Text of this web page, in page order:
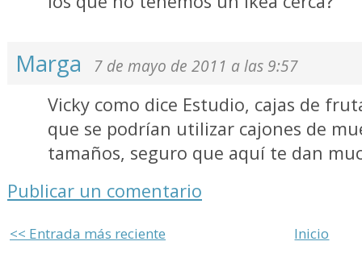
Marga 7 de mayo de 2011 a las 9:57
Vicky como dice Estudio, cajas de
que se podrían utilizar cajones de
tamaños, seguro que aquí te dan
Publicar un comentario
<< Entrada más reciente Inicio